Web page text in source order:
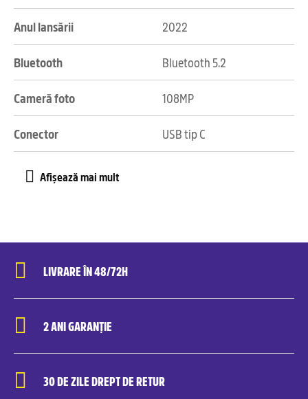
Anul lansării 2022
Bluetooth Bluetooth 5.2
Cameră foto 108MP
Conector USB tip C
LIVRARE ÎN 48/72H
2 ANI GARANȚIE
30 DE ZILE DREPT DE RETUR